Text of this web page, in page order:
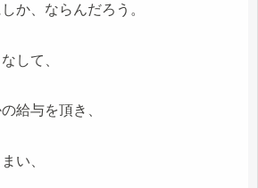
か、ならんだろう。
して、
給与を頂き、
い、